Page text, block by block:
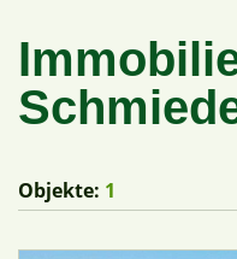
Objekte: 1